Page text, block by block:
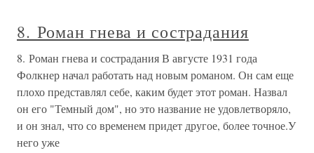
8. Роман гнева и сострадания
8. Роман гнева и сострадания В августе 1931 года
Фолкнер начал работать над новым романом. Он сам еще
плохо представлял себе, каким будет этот роман. Назвал
он его "Темный дом", но это название не удовлетворяло,
и он знал, что со временем придет другое, более точное.У
него уже